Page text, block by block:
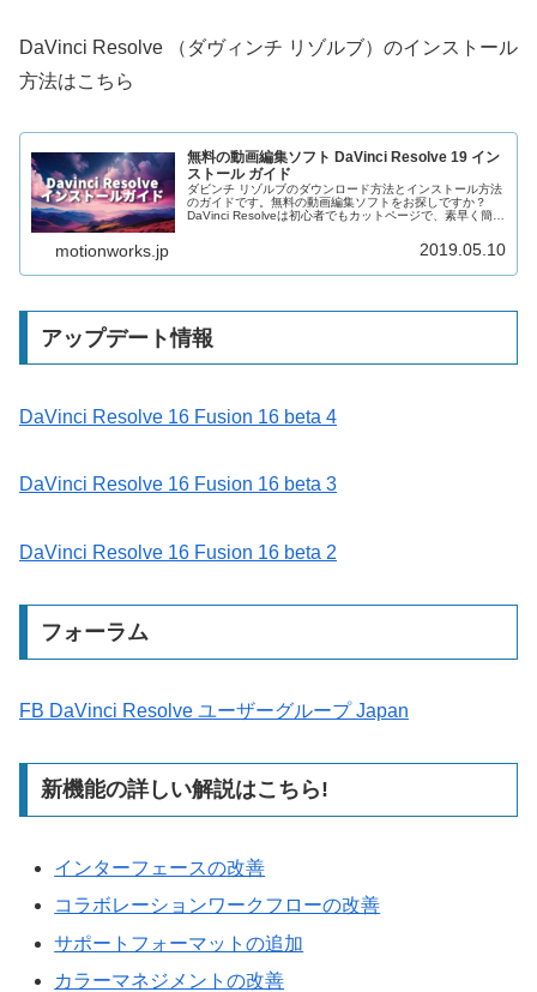
DaVinci Resolve （ダヴィンチ リゾルブ）のインストール
方法はこちら
無料の動画編集ソフト DaVinci Resolve 19 イン
ストール ガイド
ダビンチ リゾルブのダウンロード方法とインストール方法
のガイドです。無料の動画編集ソフトをお探しですか？
DaVinci Resolveは初心者でもカットページで、素早く簡単
Windows、Mac、Linuxで使えるマルチプラットフォームの
アプリケーション。プロの現場でも使われています。カラ
motionworks.jp 2019.05.10
アップデート情報
DaVinci Resolve 16 Fusion 16 beta 4
DaVinci Resolve 16 Fusion 16 beta 3
DaVinci Resolve 16 Fusion 16 beta 2
フォーラム
FB DaVinci Resolve ユーザーグループ Japan
新機能の詳しい解説はこちら!
インターフェースの改善
コラボレーションワークフローの改善
サポートフォーマットの追加
カラーマネジメントの改善